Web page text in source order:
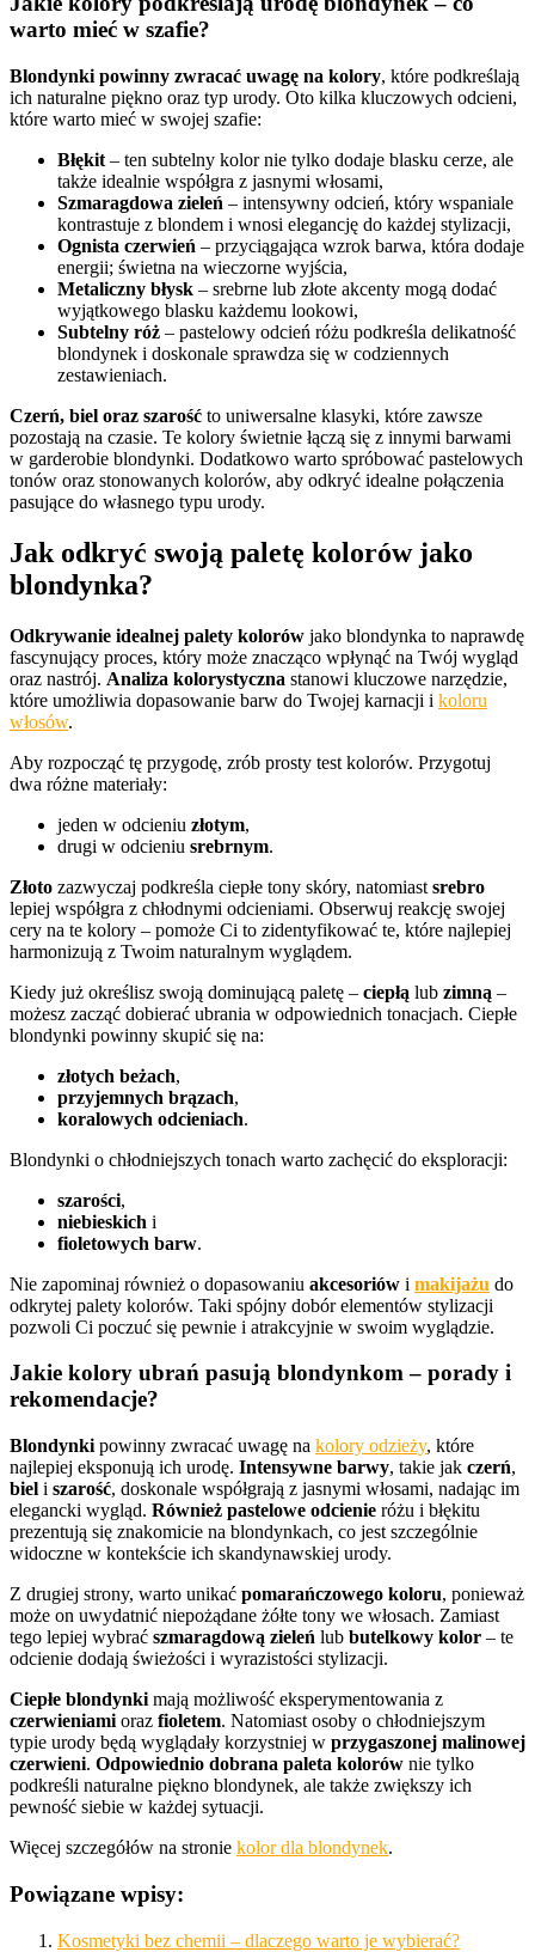
warto mieć w szafie?
Blondynki powinny zwracać uwagę na kolory, które podkreślają
ich naturalne piękno oraz typ urody. Oto kilka kluczowych odcieni,
które warto mieć w swojej szafie:
Błękit – ten subtelny kolor nie tylko dodaje blasku cerze, ale
także idealnie współgra z jasnymi włosami,
Szmaragdowa zieleń – intensywny odcień, który wspaniale
kontrastuje z blondem i wnosi elegancję do każdej stylizacji,
Ognista czerwień – przyciągająca wzrok barwa, która dodaje
energii; świetna na wieczorne wyjścia,
Metaliczny błysk – srebrne lub złote akcenty mogą dodać
wyjątkowego blasku każdemu lookowi,
Subtelny róż – pastelowy odcień różu podkreśla delikatność
blondynek i doskonale sprawdza się w codziennych
zestawieniach.
Czerń, biel oraz szarość to uniwersalne klasyki, które zawsze
pozostają na czasie. Te kolory świetnie łączą się z innymi barwami
w garderobie blondynki. Dodatkowo warto spróbować pastelowych
tonów oraz stonowanych kolorów, aby odkryć idealne połączenia
pasujące do własnego typu urody.
Jak odkryć swoją paletę kolorów jako
blondynka?
Odkrywanie idealnej palety kolorów jako blondynka to naprawdę
fascynujący proces, który może znacząco wpłynąć na Twój wygląd
oraz nastrój. Analiza kolorystyczna stanowi kluczowe narzędzie,
które umożliwia dopasowanie barw do Twojej karnacji i koloru
włosów.
Aby rozpocząć tę przygodę, zrób prosty test kolorów. Przygotuj
dwa różne materiały:
jeden w odcieniu złotym,
drugi w odcieniu srebrnym.
Złoto zazwyczaj podkreśla ciepłe tony skóry, natomiast srebro
lepiej współgra z chłodnymi odcieniami. Obserwuj reakcję swojej
cery na te kolory – pomoże Ci to zidentyfikować te, które najlepiej
harmonizują z Twoim naturalnym wyglądem.
Kiedy już określisz swoją dominującą paletę – ciepłą lub zimną –
możesz zacząć dobierać ubrania w odpowiednich tonacjach. Ciepłe
blondynki powinny skupić się na:
złotych beżach,
przyjemnych brązach,
koralowych odcieniach.
Blondynki o chłodniejszych tonach warto zachęcić do eksploracji:
szarości,
niebieskich i
fioletowych barw.
Nie zapominaj również o dopasowaniu akcesoriów i makijażu do
odkrytej palety kolorów. Taki spójny dobór elementów stylizacji
pozwoli Ci poczuć się pewnie i atrakcyjnie w swoim wyglądzie.
Jakie kolory ubrań pasują blondynkom – porady i
rekomendacje?
Blondynki powinny zwracać uwagę na kolory odzieży, które
najlepiej eksponują ich urodę. Intensywne barwy, takie jak czerń,
biel i szarość, doskonale współgrają z jasnymi włosami, nadając im
elegancki wygląd. Również pastelowe odcienie różu i błękitu
prezentują się znakomicie na blondynkach, co jest szczególnie
widoczne w kontekście ich skandynawskiej urody.
Z drugiej strony, warto unikać pomarańczowego koloru, ponieważ
może on uwydatnić niepożądane żółte tony we włosach. Zamiast
tego lepiej wybrać szmaragdową zieleń lub butelkowy kolor – te
odcienie dodają świeżości i wyrazistości stylizacji.
Ciepłe blondynki mają możliwość eksperymentowania z
czerwieniami oraz fioletem. Natomiast osoby o chłodniejszym
typie urody będą wyglądały korzystniej w przygaszonej malinowej
czerwieni. Odpowiednio dobrana paleta kolorów nie tylko
podkreśli naturalne piękno blondynek, ale także zwiększy ich
pewność siebie w każdej sytuacji.
Więcej szczegółów na stronie kolor dla blondynek.
Powiązane wpisy:
Kosmetyki bez chemii – dlaczego warto je wybierać?